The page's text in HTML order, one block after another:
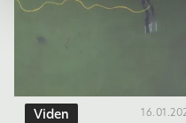
Viden